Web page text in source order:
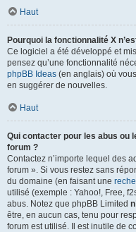
Haut
Pourquoi la fonctionnalité X
Ce logiciel a été développé et
pensez qu’une fonctionnalité
phpBB Ideas (en anglais) où
en suggérer de nouvelles.
Haut
Qui contacter pour les abus ou
forum ?
Contactez n’importe lequel des
forum ». Si vous restez sans
du domaine (en faisant une
utilisé (exemple : Yahoo!, Free,
abus. Notez que phpBB Limited
être, en aucun cas, tenu pour
forum est utilisé. Il est inutile de